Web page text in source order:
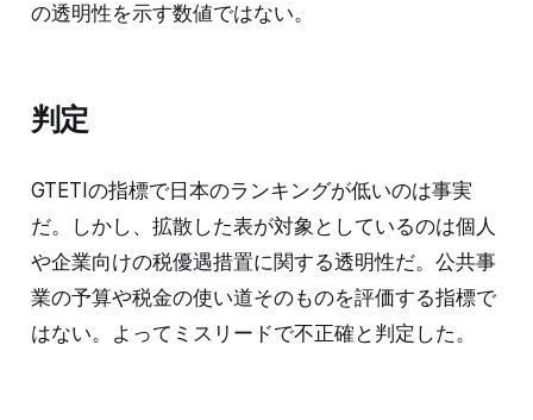
の透明性を示す数値ではない。
判定
GTETIの指標で日本のランキングが低いのは事実
だ。しかし、拡散した表が対象としているのは個人
や企業向けの税優遇措置に関する透明性だ。公共事
業の予算や税金の使い道そのものを評価する指標で
はない。よってミスリードで不正確と判定した。